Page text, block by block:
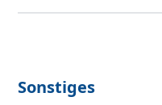
Sonstiges